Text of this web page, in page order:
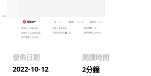
發佈日期
2022-10-12
閱讀時間
2分鐘